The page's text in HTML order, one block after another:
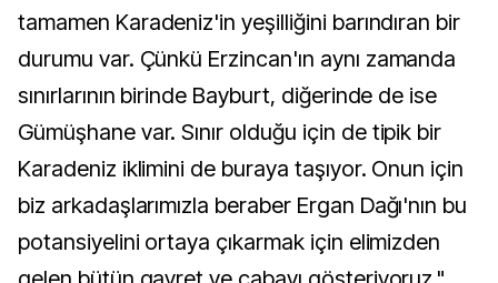
tamamen Karadeniz'in yeşilliğini barındıran bir
durumu var. Çünkü Erzincan'ın aynı zamanda
sınırlarının birinde Bayburt, diğerinde de ise
Gümüşhane var. Sınır olduğu için de tipik bir
Karadeniz iklimini de buraya taşıyor. Onun için
biz arkadaşlarımızla beraber Ergan Dağı'nın bu
potansiyelini ortaya çıkarmak için elimizden